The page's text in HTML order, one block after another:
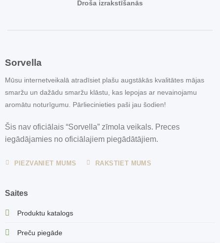
Droša izrakstīšanās
Sorvella
Mūsu internetveikalā atradīsiet plašu augstākās kvalitātes mājas
smaržu un dažādu smaržu klāstu, kas lepojas ar nevainojamu
aromātu noturīgumu. Pārliecinieties paši jau šodien!
Šis nav oficiālais “Sorvella” zīmola veikals. Preces
iegādājamies no oficiālajiem piegādātājiem.
PIEZVANIET MUMS RAKSTIET MUMS
Saites
Produktu katalogs
Preču piegāde